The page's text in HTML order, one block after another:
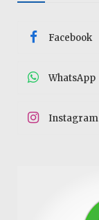
Facebook
WhatsApp
Instagram